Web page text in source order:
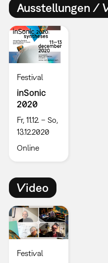
Ausstellungen /
Festival
inSonic
2020
Fr, 11.12. – So,
13.12.2020
Online
Video
Festival